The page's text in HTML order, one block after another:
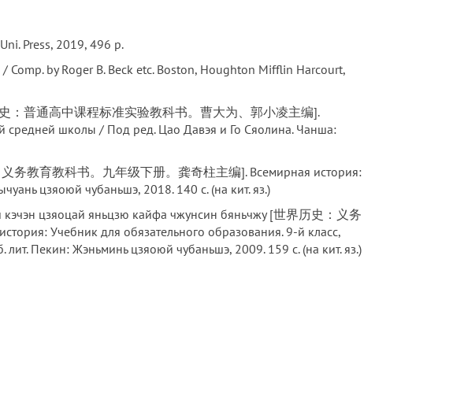
Press, 2019, 496 p.
by Roger B. Beck etc. Boston, Houghton Mifflin Harcourt,
：普通高中课程标准实验教科书。曹大为、郭小凌主编].
средней школы / Под ред. Цао Давэя и Го Сяолина. Чанша:
务教育教科书。九年级下册。龚奇柱主编]. Всемирная история:
цзяоюй чубаньшэ, 2018. 140 с. (на кит. яз.)
цзяоцай яньцзю кайфа чжунсин бяньчжу [世界历史：义务
Учебник для обязательного образования. 9-й класс,
лит. Пекин: Жэньминь цзяоюй чубаньшэ, 2009. 159 с. (на кит. яз.)